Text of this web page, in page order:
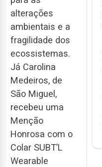
alterações
ambientais e a
fragilidade dos
ecossistemas.
Já Carolina
Medeiros, de
São Miguel,
recebeu uma
Menção
Honrosa com o
Colar SUBT’L
Wearable